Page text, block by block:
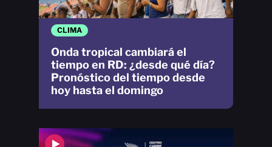
CLIMA
Onda tropical cambiará el
tiempo en RD: ¿desde qué día?
Pronóstico del tiempo desde
hoy hasta el domingo